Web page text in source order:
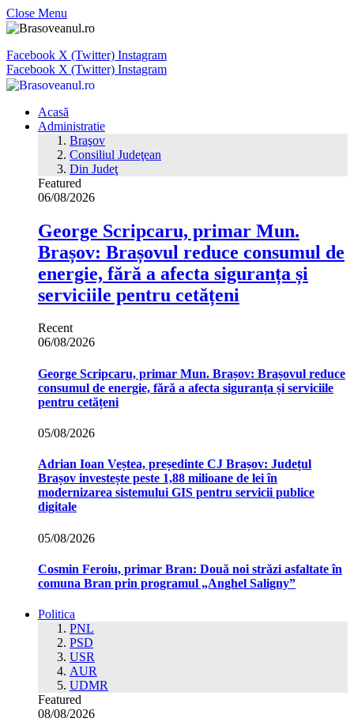
Close Menu
Facebook X (Twitter) Instagram
Facebook X (Twitter) Instagram
Acasă
Administratie
Braşov
Consiliul Judeţean
Din Judeţ
Featured
06/08/2026
George Scripcaru, primar Mun.
Brașov: Brașovul reduce consumul de
energie, fără a afecta siguranța și
serviciile pentru cetățeni
Recent
06/08/2026
George Scripcaru, primar Mun. Brașov: Brașovul reduce
consumul de energie, fără a afecta siguranța și serviciile
pentru cetățeni
05/08/2026
Adrian Ioan Veștea, președinte CJ Brașov: Județul
Brașov investește peste 1,88 milioane de lei în
modernizarea sistemului GIS pentru servicii publice
digitale
05/08/2026
Cosmin Feroiu, primar Bran: Două noi străzi asfaltate în
comuna Bran prin programul „Anghel Saligny”
Politica
PNL
PSD
USR
AUR
UDMR
Featured
08/08/2026